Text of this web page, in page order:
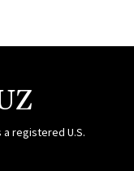
a registered U.S.